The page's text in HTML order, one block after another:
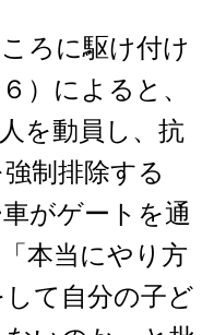
ろに駆け付け
）によると、
を動員し、抗
制排除する
がゲートを通
本当にやり方
て自分の子ど